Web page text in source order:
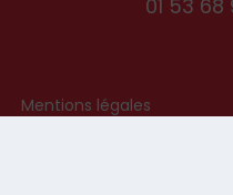
01 53 68
Mentions légales